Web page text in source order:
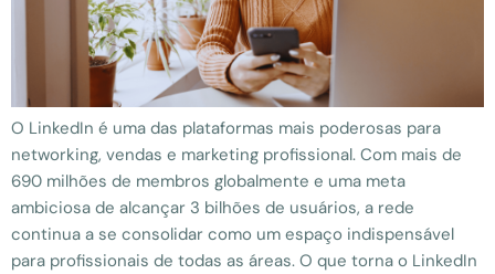
O LinkedIn é uma das plataformas mais poderosas para
networking, vendas e marketing profissional. Com mais de
690 milhões de membros globalmente e uma meta
ambiciosa de alcançar 3 bilhões de usuários, a rede
continua a se consolidar como um espaço indispensável
para profissionais de todas as áreas. O que torna o LinkedIn